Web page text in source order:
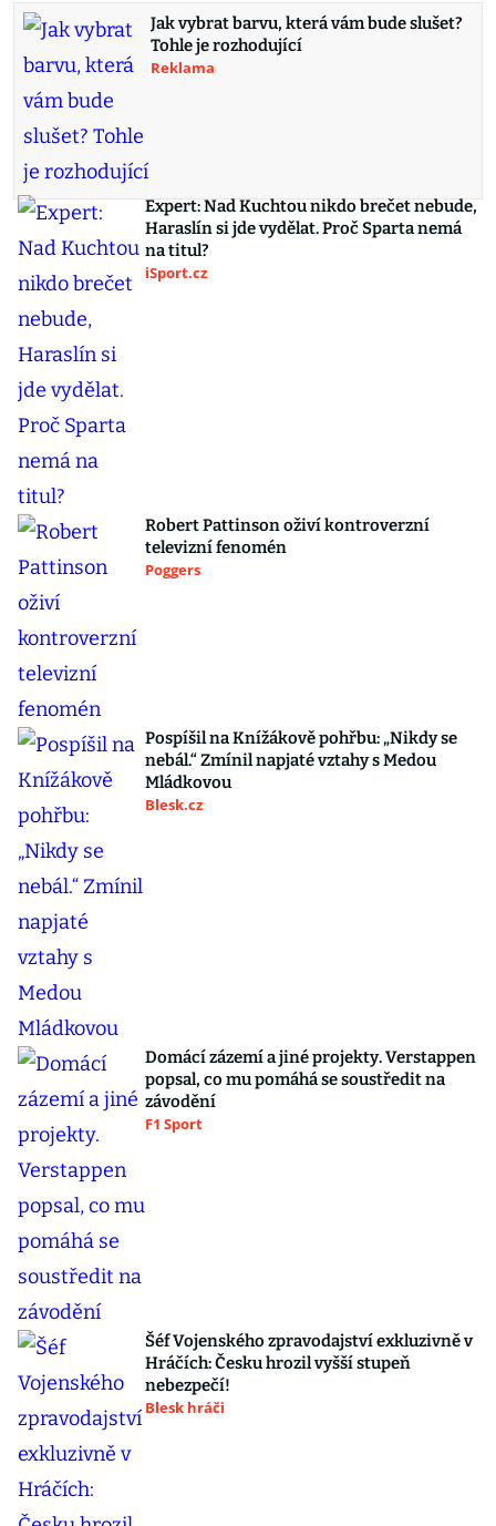
Jak vybrat barvu, která vám bude slušet?
Tohle je rozhodující
Reklama
Expert: Nad Kuchtou nikdo brečet nebude,
Haraslín si jde vydělat. Proč Sparta nemá
na titul?
iSport.cz
Robert Pattinson oživí kontroverzní
televizní fenomén
Poggers
Pospíšil na Knížákově pohřbu: „Nikdy se
nebál.“ Zmínil napjaté vztahy s Medou
Mládkovou
Blesk.cz
Domácí zázemí a jiné projekty. Verstappen
popsal, co mu pomáhá se soustředit na
závodění
F1 Sport
Šéf Vojenského zpravodajství exkluzivně v
Hráčích: Česku hrozil vyšší stupeň
nebezpečí!
Blesk hráči